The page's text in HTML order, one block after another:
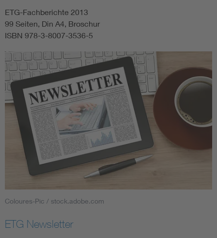
ETG-Fachberichte 2013
99 Seiten, Din A4, Broschur
ISBN 978-3-8007-3536-5
Coloures-Pic / stock.adobe.com
ETG Newsletter